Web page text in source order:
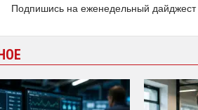
Подпишись на еженедельный